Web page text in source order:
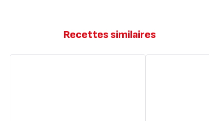
Recettes similaires